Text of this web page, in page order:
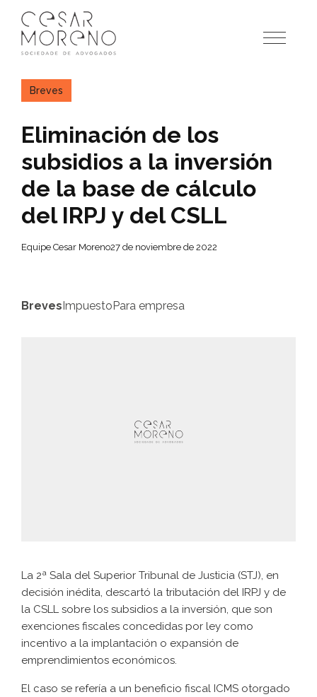
para
conteúdo
Breves
Eliminación de los
subsidios a la inversión
de la base de cálculo
del IRPJ y del CSLL
Equipe Cesar Moreno27 de noviembre de 2022
BrevesImpuestoPara empresa
La 2ª Sala del Superior Tribunal de Justicia (STJ), en
decisión inédita, descartó la tributación del IRPJ y de
la CSLL sobre los subsidios a la inversión, que son
exenciones fiscales concedidas por ley como
incentivo a la implantación o expansión de
emprendimientos económicos.
El caso se refería a un beneficio fiscal ICMS otorgado